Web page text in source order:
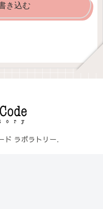
き込む
ド ラボラトリー.